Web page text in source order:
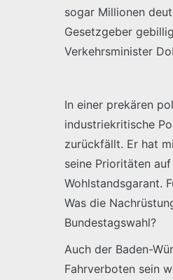
sogar Millionen
Gesetzgeber
Verkehrsminister
In einer prekären
industriekritische
zurückfällt. Er hat
seine Prioritäten
Wohlstandsgarant.
Was die
Bundestagswahl?
Auch der Baden-
Fahrverboten sein